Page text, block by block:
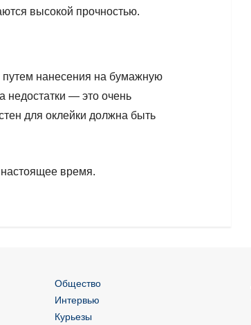
высокой прочностью.
путем нанесения на бумажную
недостатки — это очень
для оклейки должна быть
время.
Общество
Интервью
Курьезы